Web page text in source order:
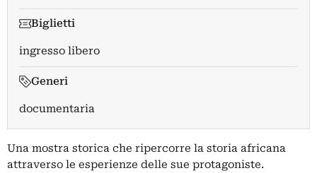
Biglietti
ingresso libero
Generi
documentaria
Una mostra storica che ripercorre la storia africana
attraverso le esperienze delle sue protagoniste.